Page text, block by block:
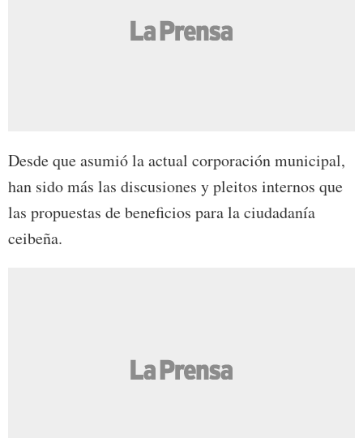
Desde que asumió la actual corporación municipal,
han sido más las discusiones y pleitos internos que
las propuestas de beneficios para la ciudadanía
ceibeña.